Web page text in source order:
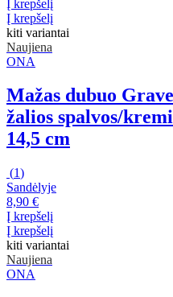
Į krepšelį
Į krepšelį
kiti variantai
Naujiena
ONA
Mažas dubuo
žalios spalvos/
14,5 cm
(1)
Sandėlyje
8,90 €
Į krepšelį
Į krepšelį
kiti variantai
Naujiena
ONA